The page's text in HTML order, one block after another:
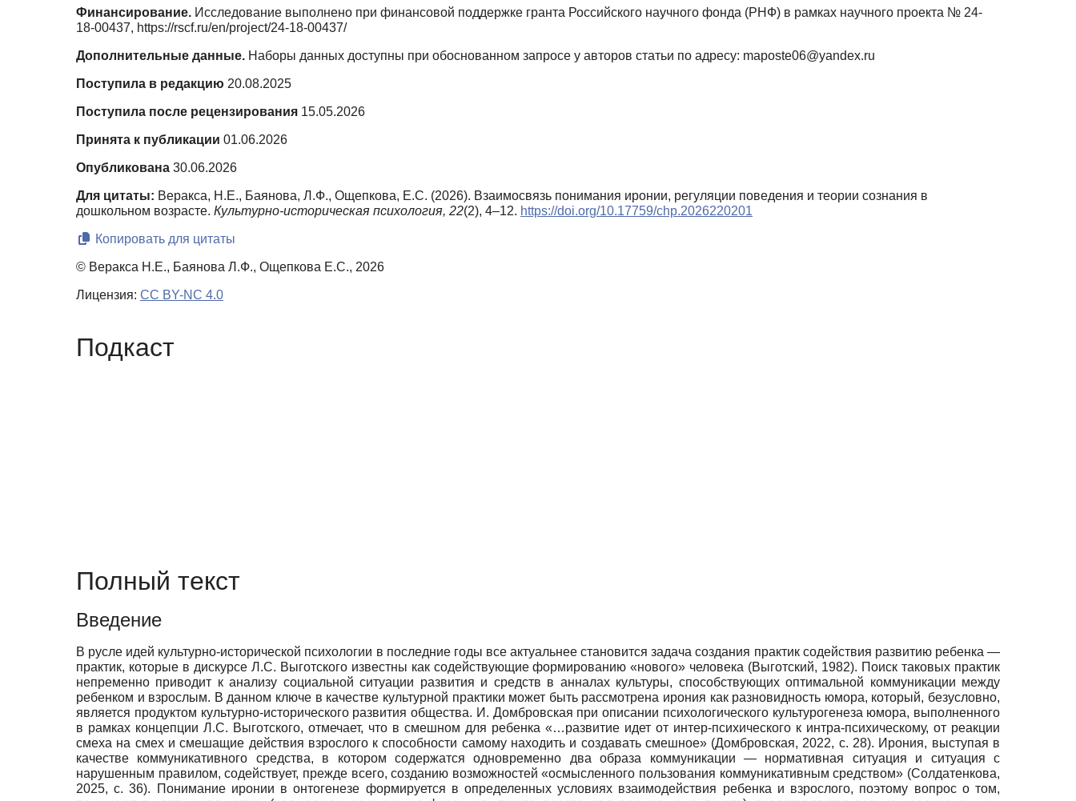
Финансирование. Исследование выполнено при финансовой поддержке гранта Российского научного фонда (РНФ) в рамках научного проекта № 24-
18-00437, https://rscf.ru/en/project/24-18-00437/
Дополнительные данные. Наборы данных доступны при обоснованном запросе у авторов статьи по адресу: maposte06@yandex.ru
Поступила в редакцию 20.08.2025
Поступила после рецензирования 15.05.2026
Принята к публикации 01.06.2026
Опубликована 30.06.2026
Для цитаты: Веракса, Н.Е., Баянова, Л.Ф., Ощепкова, Е.С. (2026). Взаимосвязь понимания иронии, регуляции поведения и теории сознания в
дошкольном возрасте. Культурно-историческая психология, 22(2), 4–12. https://doi.org/10.17759/chp.2026220201
Копировать для цитаты
© Веракса Н.Е., Баянова Л.Ф., Ощепкова Е.С., 2026
Лицензия: CC BY-NC 4.0
Подкаст
Полный текст
Введение
В русле идей культурно-исторической психологии в последние годы все актуальнее становится задача создания практик содействия развитию ребенка —
практик, которые в дискурсе Л.С. Выготского известны как содействующие формированию «нового» человека (Выготский, 1982). Поиск таковых практик
непременно приводит к анализу социальной ситуации развития и средств в анналах культуры, способствующих оптимальной коммуникации между
ребенком и взрослым. В данном ключе в качестве культурной практики может быть рассмотрена ирония как разновидность юмора, который, безусловно,
является продуктом культурно-исторического развития общества. И. Домбровская при описании психологического культурогенеза юмора, выполненного
в рамках концепции Л.С. Выготского, отмечает, что в смешном для ребенка «…развитие идет от интер-психического к интра-психическому, от реакции
смеха на смех и смешащие действия взрослого к способности самому находить и создавать смешное» (Домбровская, 2022, с. 28). Ирония, выступая в
качестве коммуникативного средства, в котором содержатся одновременно два образа коммуникации — нормативная ситуация и ситуация с
нарушенным правилом, содействует, прежде всего, созданию возможностей «осмысленного пользования коммуникативным средством» (Солдатенкова,
2025, с. 36). Понимание иронии в онтогенезе формируется в определенных условиях взаимодействия ребенка и взрослого, поэтому вопрос о том,